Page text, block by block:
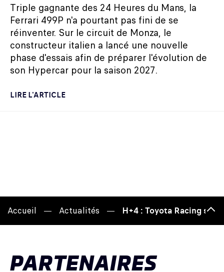
Triple gagnante des 24 Heures du Mans, la
Ferrari 499P n'a pourtant pas fini de se
réinventer. Sur le circuit de Monza, le
constructeur italien a lancé une nouvelle
phase d'essais afin de préparer l'évolution de
son Hypercar pour la saison 2027.
LIRE L'ARTICLE
Accueil Actualités H+4 : Toyota Racing
de
PARTENAIRES